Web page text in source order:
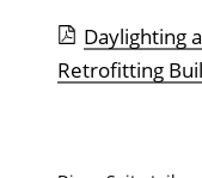
Daylighting
Retrofitting